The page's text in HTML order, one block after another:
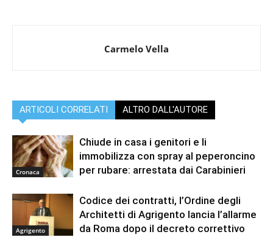
Carmelo Vella
ARTICOLI CORRELATI ALTRO DALL'AUTORE
Cronaca
Chiude in casa i genitori e li
immobilizza con spray al peperoncino
per rubare: arrestata dai Carabinieri
Agrigento
Codice dei contratti, l’Ordine degli
Architetti di Agrigento lancia l’allarme
da Roma dopo il decreto correttivo